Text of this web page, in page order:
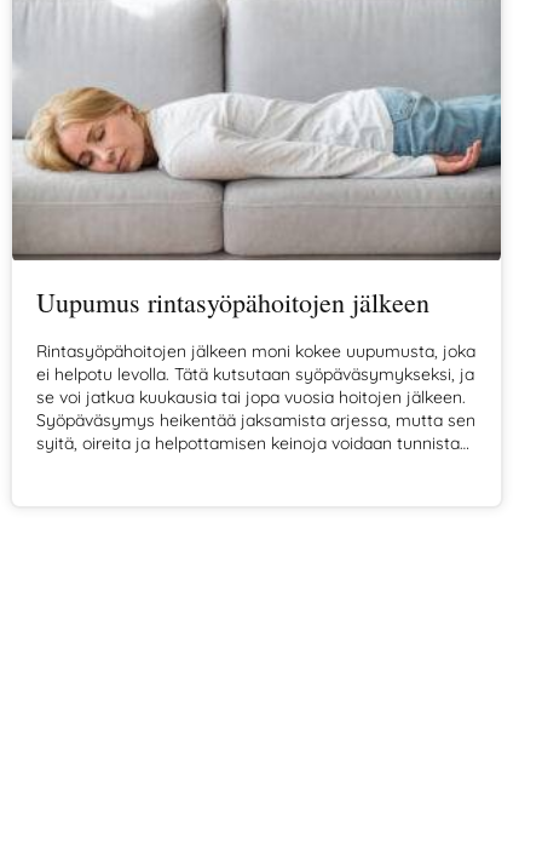
Uupumus rintasyöpähoitojen jälkeen
Rintasyöpähoitojen jälkeen moni kokee uupumusta, joka
ei helpotu levolla. Tätä kutsutaan syöpäväsymykseksi, ja
se voi jatkua kuukausia tai jopa vuosia hoitojen jälkeen.
Syöpäväsymys heikentää jaksamista arjessa, mutta sen
syitä, oireita ja helpottamisen keinoja voidaan tunnistaa